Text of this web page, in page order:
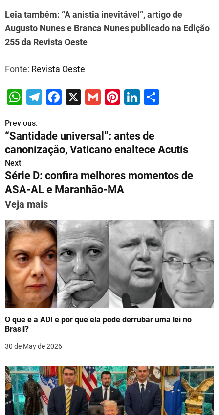
Leia também: “A anistia inevitável”, artigo de
Augusto Nunes e Branca Nunes publicado na Edição
255 da Revista Oeste
Fonte: Revista Oeste
W
at
s
A
p
p
T
e
gr
a
m
F
e
b
o
o
X
G
ai
l
Pi
er
e
st
Li
k
e
dI
n
e
P
o
s
t
n
a
v
i
g
a
t
i
o
n
Previous:
“Santidade universal”: antes de
canonização, Vaticano enaltece Acutis
Next:
Série D: confira melhores momentos de
ASA-AL e Maranhão-MA
Veja mais
O que é a ADI e por que ela pode derrubar uma lei no
Brasil?
30 de May de 2026